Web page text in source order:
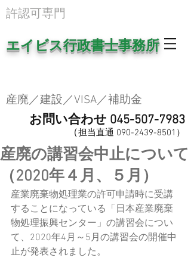
​許認可専門
エイビス行政書士事務所
産廃／建設／VISA／補助金
お問い合わせ 045-507-7983
（担当直通 090-2439-8501 ​）
産廃の講習会中止について
（2020年４月、５月）
産業廃棄物処理業の許可申請時に受講
することになっている「日本産業廃棄
物処理振興センター」の講習会につい
て、2020年4月～5月の講習会の開催中
止が発表されました。